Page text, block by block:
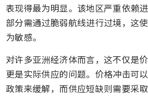
表现得最为明显。该地区严重依赖
部分需通过脆弱航线进行过境，这
为敏感。
对许多亚洲经济体而言，这不仅是价
更是实际供应的问题。价格冲击可
政策来缓解，而供应短缺则需要采